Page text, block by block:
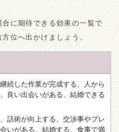
に期待できる効果の一覧で
位へ出かけましょう。
続した作業が完成する、人から
良い出会いがある、結婚できる
話術が向上する、交渉事やプレ
いがある、結婚する、食事で満